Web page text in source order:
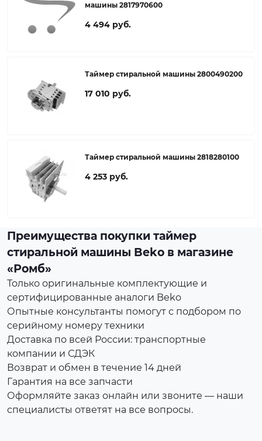
машины 2817970600
4 494 руб.
Таймер стиральной машины 2800490200
17 010 руб.
Таймер стиральной машины 2818280100
4 253 руб.
Преимущества покупки таймер
стиральной машины Beko в магазине
«Ромб»
Только оригинальные комплектующие и
сертифицированные аналоги Beko
Опытные консультанты помогут с подбором по
серийному номеру техники
Доставка по всей России: транспортные
компании и СДЭК
Возврат и обмен в течение 14 дней
Гарантия на все запчасти
Оформляйте заказ онлайн или звоните — наши
специалисты ответят на все вопросы.